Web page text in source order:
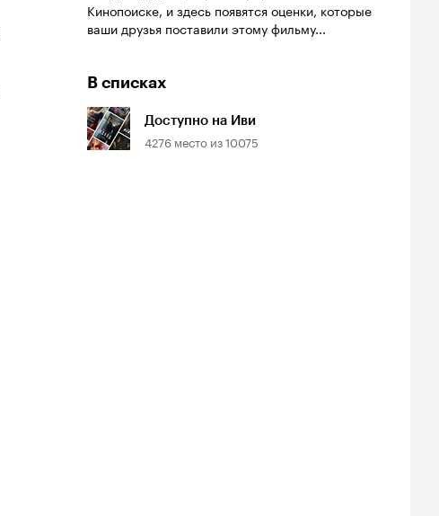
Кинопоиске, и здесь появятся оценки, которые
ваши друзья поставили этому фильму...
В списках
Доступно на Иви
4276 место из10075